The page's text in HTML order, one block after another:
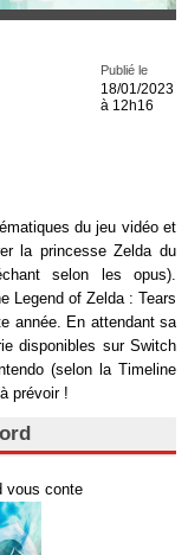
Publié le
18/01/2023
à 12h16
du jeu vidéo et
la princesse Zelda du
selon les opus).
Legend of Zelda : Tears
année. En attendant sa
disponibles sur Switch
(selon la Timeline
prévoir !
vous conte